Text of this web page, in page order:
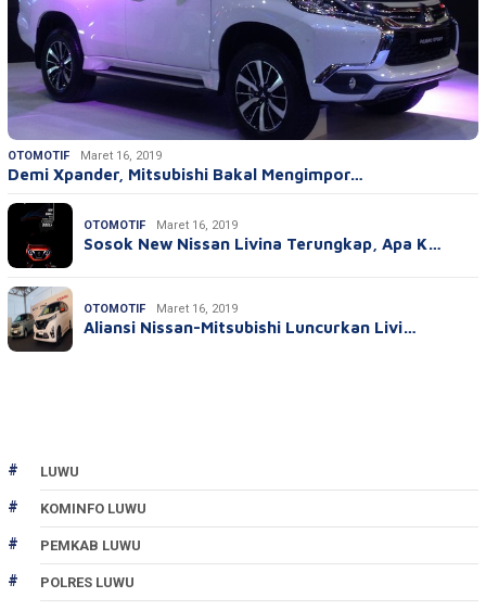
OTOMOTIF Maret 16, 2019
Demi Xpander, Mitsubishi Bakal Mengimpor…
OTOMOTIF Maret 16, 2019
Sosok New Nissan Livina Terungkap, Apa K…
OTOMOTIF Maret 16, 2019
Aliansi Nissan-Mitsubishi Luncurkan Livi…
LUWU
KOMINFO LUWU
PEMKAB LUWU
POLRES LUWU